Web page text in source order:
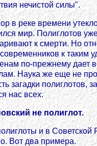
нечистой силы".
в реке времени
мир. Полиглотов
к смерти. Но
к таким
по-прежнему дает
Наука же еще не
загадки полиглотов,
нас всех.
не полиглот.
и в Советской
Вот два примера.